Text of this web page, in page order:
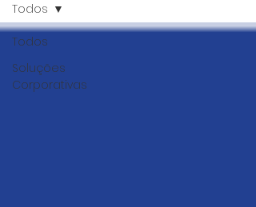
Todos
Soluções
Corporativas
Todos